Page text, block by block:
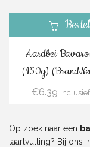
Bestel
Aardbei
(150g)
€6.39
Op zoek naar een
taartvulling? Bij ons